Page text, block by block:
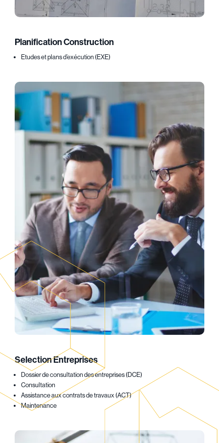
Planification Construction
Etudes et plans d’exécution (EXE)
Selection Entreprises
Dossier de consultation des entreprises (DCE)
Consultation
Assistance aux contrats de travaux (ACT)
Maintenance